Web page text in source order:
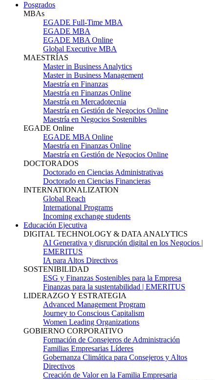
Posgrados
MBAs
EGADE Full-Time MBA
EGADE MBA
EGADE MBA Online
Global Executive MBA
MAESTRÍAS
Master in Business Analytics
Master in Business Management
Maestría en Finanzas
Maestría en Finanzas Online
Maestría en Mercadotecnia
Maestría en Gestión de Negocios Online
Maestría en Negocios Sostenibles
EGADE Online
EGADE MBA Online
Maestría en Finanzas Online
Maestría en Gestión de Negocios Online
DOCTORADOS
Doctorado en Ciencias Administrativas
Doctorado en Ciencias Financieras
INTERNATIONALIZATION
Global Reach
International Programs
Incoming exchange students
Educación Ejecutiva
DIGITAL TECHNOLOGY & DATA ANALYTICS
AI Generativa y disrupción digital en los Negocios |
EMERITUS
IA para Altos Directivos
SOSTENIBILIDAD
ESG y Finanzas Sostenibles para la Empresa
Finanzas para la sustentabilidad | EMERITUS
LIDERAZGO Y ESTRATEGIA
Advanced Management Program
Journey to Conscious Capitalism
Women Leading Organizations
GOBIERNO CORPORATIVO
Formación de Consejeros de Administración
Familias Empresarias Líderes
Gobernanza Climática para Consejeros y Altos
Directivos
Creación de Valor en la Familia Empresaria